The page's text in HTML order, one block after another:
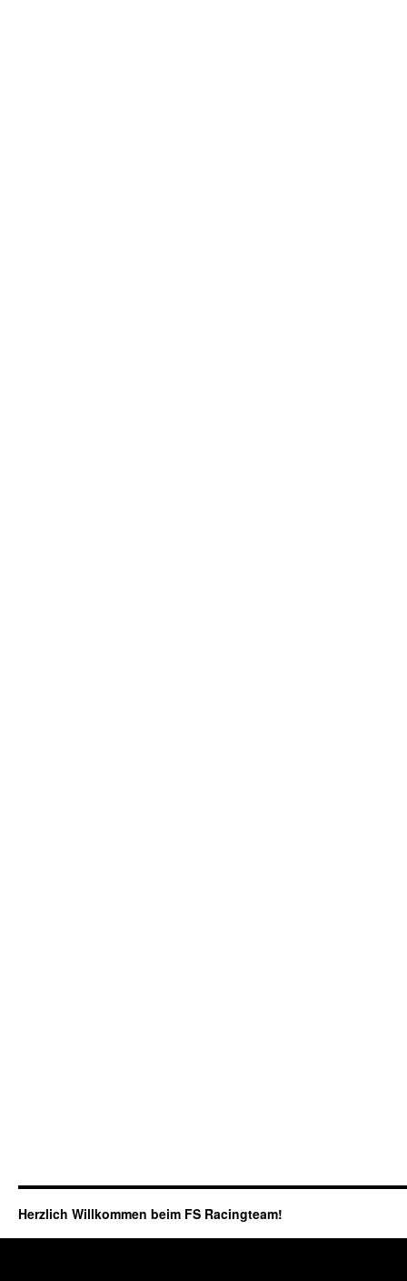
Herzlich Willkommen beim FS Racingteam!